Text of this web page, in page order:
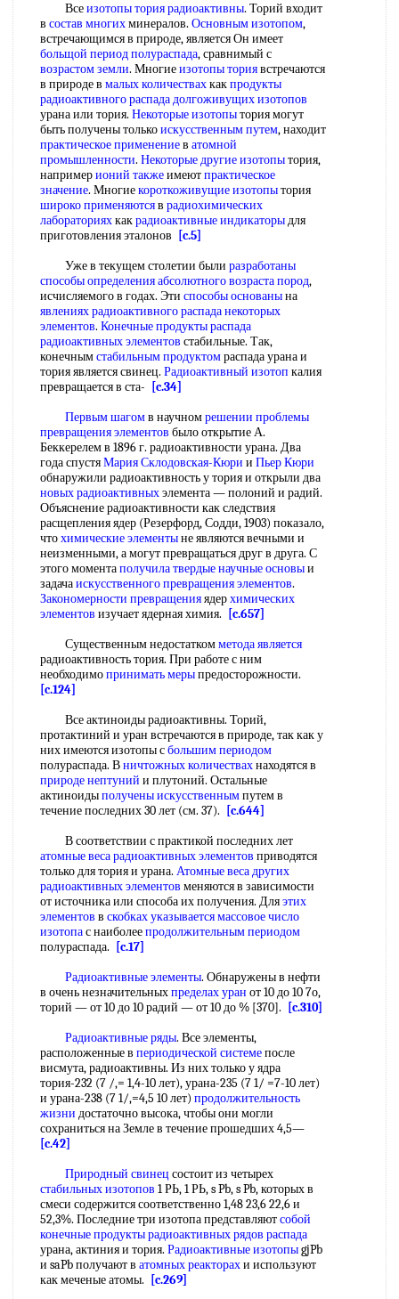
Всеизотопы тория радиоактивны. Торий входит
в состав многихминералов. Основным изотопом,
встречающимся в природе, является Он имеет
больщой период полураспада, сравнимый с
возрастом земли. Многиеизотопы ториявстречаются
в природе в малых количествахкакпродукты
радиоактивного распададолгоживущих изотопов
урана или тория. Некоторые изотопытория могут
быть получены толькоискусственным путем, находит
практическое применениев атомной
промышленности. Некоторые другие изотопытория,
напримерионий такжеимеютпрактическое
значение. Многиекороткоживущие изотопытория
широко применяютсяв радиохимических
лабораторияхкакрадиоактивные индикаторыдля
приготовления эталонов
[c.5]
Уже в текущем столетии были разработаны
способыопределения абсолютного возраста пород,
исчисляемого в годах. Эти способы основанына
явлениях радиоактивного распаданекоторых
элементов. Конечные продукты распада
радиоактивных элементов стабильные. Так,
конечнымстабильным продуктомраспада урана и
тория является свинец. Радиоактивный изотоп калия
превращается в ста-
[c.34]
Первым шагомв научномрешении проблемы
превращения элементов было открытие А.
Беккерелем в 1896 г. радиоактивности урана. Два
года спустяМария Склодовская-Кюри и Пьер Кюри
обнаружили радиоактивность у тория и открыли два
новых радиоактивныхэлемента — полоний и радий.
Объяснение радиоактивности как следствия
расщепления ядер (Резерфорд, Содди, 1903) показало,
чтохимические элементыне являются вечными и
неизменными, а могут превращаться друг в друга. С
этого моментаполучила твердыенаучные основыи
задачаискусственного превращения элементов.
Закономерности превращенияядерхимических
элементов изучает ядерная химия.
[c.657]
Существенным недостаткомметода является
радиоактивность тория. При работе с ним
необходимопринимать мерыпредосторожности.
[c.124]
Все актиноиды радиоактивны. Торий,
протактиний и уран встречаются в природе, так как у
них имеются изотопы сбольшим периодом
полураспада. Вничтожных количествахнаходятся в
природе нептуний и плутоний. Остальные
актиноидыполучены искусственнымпутем в
течение последних 30 лет (см. 37).
[c.644]
В соответствии с практикой последних лет
атомные веса радиоактивных элементов приводятся
только для тория и урана. Атомные весадругих
радиоактивных элементов меняются в зависимости
от источника или способа их получения. Дляэтих
элементов в скобках указываетсямассовое число
изотопас наиболеепродолжительным периодом
полураспада.
[c.17]
Радиоактивные элементы. Обнаружены в нефти
в очень незначительныхпределах уран от 10 до 10 7о,
торий — от 10 до 10 радий — от 10 до % [370].
[c.310]
Радиоактивные ряды. Все элементы,
расположенные в периодической системепосле
висмута, радиоактивны. Из них только у ядра
тория-232 (7 /,= 1,4-10 лет), урана-235 (7 1/ =7-10 лет)
и урана-238 (7 1/,=4,5 10 лет) продолжительность
жизни достаточно высока, чтобы они могли
сохраниться на Земле в течение прошедших 4,5—
[c.42]
Природный свинец состоит из четырех
стабильных изотопов 1 РЬ, 1 РЬ, s Pb, s Pb, которых в
смеси содержится соответственно 1,48 23,6 22,6 и
52,3%. Последние три изотопа представляютсобой
конечные продуктырадиоактивных рядов распада
урана, актиния и тория. Радиоактивные изотопыgjPb
и saPb получают в атомных реакторахи используют
как меченые атомы.
[c.269]